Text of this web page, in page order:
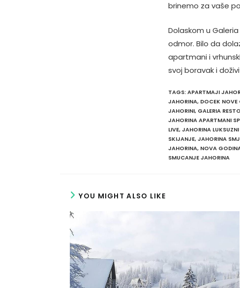
brinemo za vaše
Dolaskom u
odmor. Bilo da
apartmani i
svoj boravak i
TAGS:APARTMAJI
JAHORINA, DOCEK NOVE
JAHORINI, GALERIA
JAHORINA APARTMANI
LIVE,JAHORINA
SKIJANJE,JAHORINA
JAHORINA, NOVA
SMUCANJE JAHORINA
YOU MIGHT ALSO LIKE